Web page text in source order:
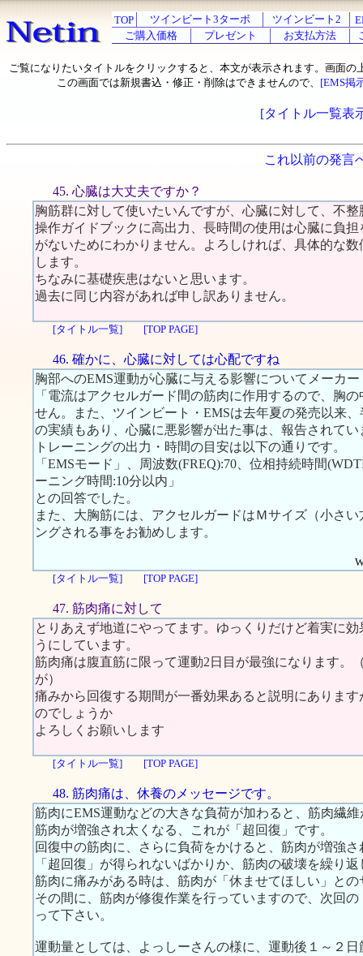
TOP ツインビート3ターボ ツインビート2
ご購入価格
プレゼント お支払方法
ご覧になりたいタイトルをクリックすると、本文が表示されます。画面の
この画面では新規書込・修正・削除はできませんので、 [EMS掲
[タイトル一覧表
これ以前の発言
45. 心臓は大丈夫ですか？
胸筋群に対して使いたいんですが、心臓に対して、不
操作ガイドブックに高出力、長時間の使用は心臓に負
がないためにわかりません。よろしければ、具体的な
します。
ちなみに基礎疾患はないと思います。
過去に同じ内容があれば申し訳ありません。
[タイトル一覧] [TOP PAGE]
46. 確かに、心臓に対しては心配ですね
胸部へのEMS運動が心臓に与える影響についてメーカ
「電流はアクセルガード間の筋肉に作用するので、胸
せん。また、ツインビート・EMSは去年夏の発売以来
の実績もあり、心臓に悪影響が出た事は、報告されて
トレーニングの出力・時間の目安は以下の通りです。
「EMSモード」、周波数(FREQ):70、位相持続時間
ーニング時間:10分以内」
との回答でした。
また、大胸筋には、アクセルガードはＭサイズ（小さ
ングされる事をお勧めします。
[タイトル一覧]
[TOP PAGE]
47. 筋肉痛に対して
とりあえず地道にやってます。ゆっくりだけど着実に
うにしています。
筋肉痛は腹直筋に限って運動2日目が最強になります。
が）
痛みから回復する期間が一番効果あると説明にありま
のでしょうか
よろしくお願いします
[タイトル一覧] [TOP PAGE]
48. 筋肉痛は、休養のメッセージです。
筋肉にEMS運動などの大きな負荷が加わると、筋肉繊
筋肉が増強され太くなる、これが「超回復」です。
回復中の筋肉に、さらに負荷をかけると、筋肉が増強
「超回復」が得られないばかりか、筋肉の破壊を繰り
筋肉に痛みがある時は、筋肉が「休ませてほしい」と
その間に、筋肉が修復作業を行っていますので、次回
って下さい。
運動量としては、よっしーさんの様に、運動後１～２